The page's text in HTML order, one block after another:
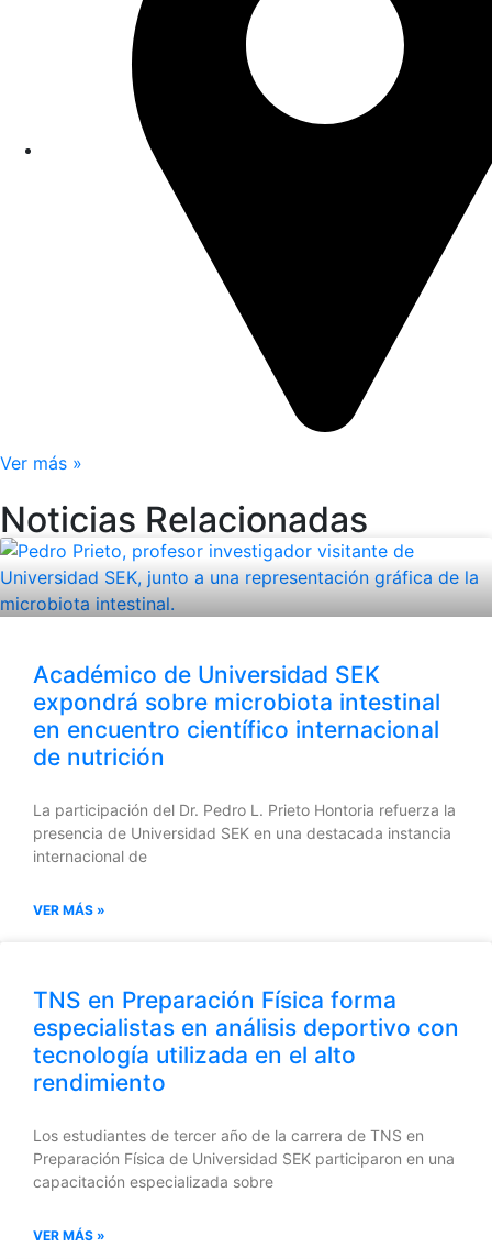
Ver más »
Noticias Relacionadas
Académico de Universidad SEK
expondrá sobre microbiota intestinal
en encuentro científico internacional
de nutrición
La participación del Dr. Pedro L. Prieto Hontoria refuerza la
presencia de Universidad SEK en una destacada instancia
internacional de
VER MÁS »
TNS en Preparación Física forma
especialistas en análisis deportivo con
tecnología utilizada en el alto
rendimiento
Los estudiantes de tercer año de la carrera de TNS en
Preparación Física de Universidad SEK participaron en una
capacitación especializada sobre
VER MÁS »